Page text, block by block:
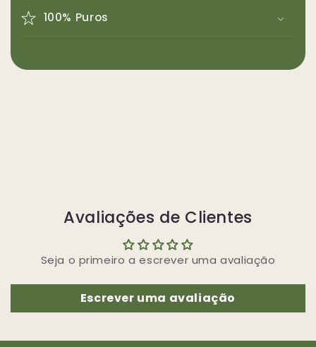
100% Puros
Avaliações de Clientes
Seja o primeiro a escrever uma avaliação
Escrever uma avaliação